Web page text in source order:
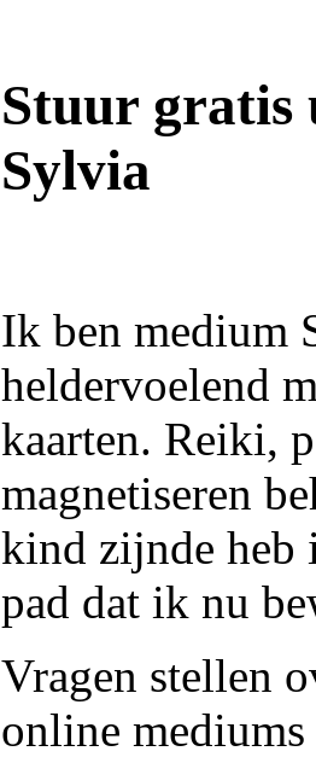
Stuur gratis
Sylvia
Ik ben medium
heldervoelend
kaarten. Reiki,
magnetiseren
kind zijnde heb
pad dat ik nu
Vragen stellen
online